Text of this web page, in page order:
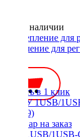
Нет в наличии
Крепление для
Купить в 1 клик
АЗУ 1USB/1USB-